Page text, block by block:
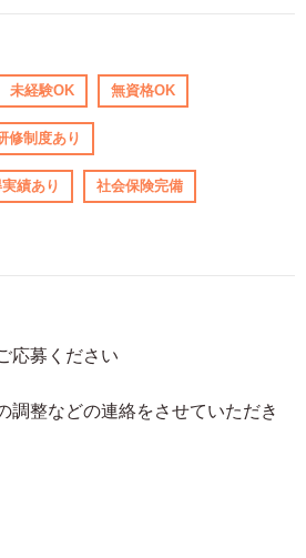
未経験OK 無資格OK
修制度あり
績あり 社会保険完備
応募ください
調整などの連絡をさせていただき